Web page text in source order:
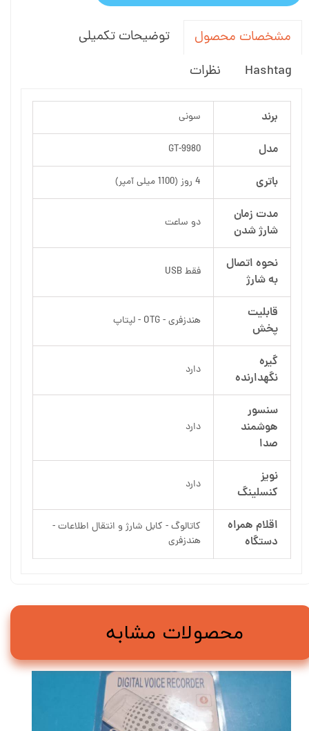
مشخصات محصول
توضیحات تکمیلی
Hashtag
نظرات
برند سونی
مدل GT-9980
باتری 4 روز (1100 میلی آمپر)
مدت زمان
شارژ شدن
دو ساعت
نحوه اتصال
به شارژ
فقط USB
قابلیت
پخش
هندزفری - OTG - لپتاپ
گیره
نگهدارنده
دارد
سنسور
هوشمند
صدا
دارد
نویز
کنسلینگ
دارد
اقلام همراه
دستگاه
کاتالوگ - کابل شارژ و انتقال اطلاعات -
هندزفری
محصولات مشابه